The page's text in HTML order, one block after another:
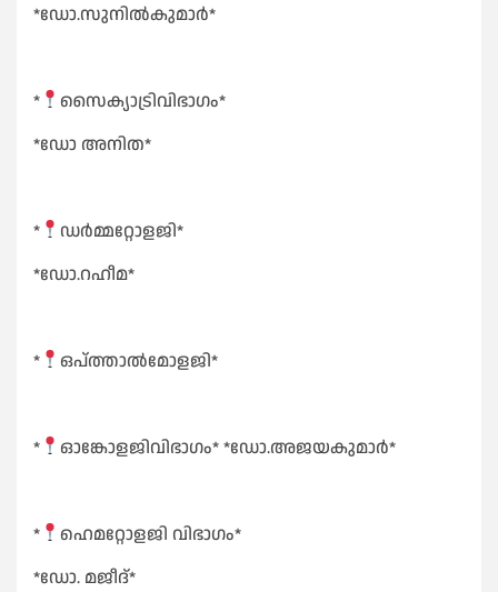
*ഡോ.സുനിൽകുമാർ*
*
സൈക്യാട്രിവിഭാഗം*
*ഡോ അനിത*
*
ഡർമ്മറ്റോളജി*
*ഡോ.റഹീമ*
* ഒപ്ത്താൽമോളജി*
* ഓങ്കോളജിവിഭാഗം* *ഡോ.അജയകുമാർ*
*
ഹെമറ്റോളജി വിഭാഗം*
*ഡോ. മജീദ്*